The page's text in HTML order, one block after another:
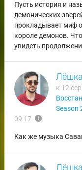
Пусть история и
демонических
прокладывает миф
короле демонов.
увидеть
к 12
Season
09:17 report
Как же музыка